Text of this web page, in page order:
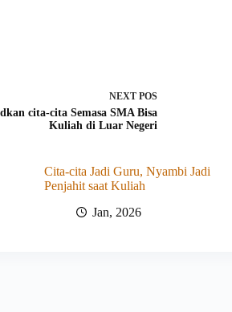
NEXT POS
cita-cita Semasa SMA Bisa
Kuliah di Luar Negeri
Cita-cita Jadi Guru, Nyambi Jadi
Penjahit saat Kuliah
Jan, 2026